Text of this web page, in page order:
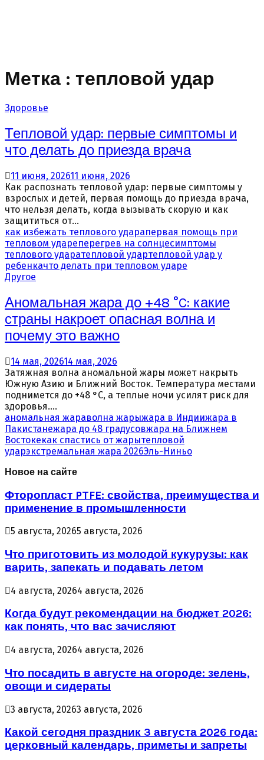
Метка : тепловой удар
Здоровье
Тепловой удар: первые симптомы и
что делать до приезда врача
11 июня, 202611 июня, 2026
Как распознать тепловой удар: первые симптомы у
взрослых и детей, первая помощь до приезда врача,
что нельзя делать, когда вызывать скорую и как
защититься от...
как избежать теплового ударапервая помощь при
тепловом удареперегрев на солнцесимптомы
теплового ударатепловой удартепловой удар у
ребенкачто делать при тепловом ударе
Другое
Аномальная жара до +48 °C: какие
страны накроет опасная волна и
почему это важно
14 мая, 202614 мая, 2026
Затяжная волна аномальной жары может накрыть
Южную Азию и Ближний Восток. Температура местами
поднимется до +48 °C, а теплые ночи усилят риск для
здоровья....
аномальная жараволна жарыжара в Индиижара в
Пакистанежара до 48 градусовжара на Ближнем
Востокекак спастись от жарытепловой
ударэкстремальная жара 2026Эль-Ниньо
Новое на сайте
Фторопласт PTFE: свойства, преимущества и
применение в промышленности
5 августа, 20265 августа, 2026
Что приготовить из молодой кукурузы: как
варить, запекать и подавать летом
4 августа, 20264 августа, 2026
Когда будут рекомендации на бюджет 2026:
как понять, что вас зачисляют
4 августа, 20264 августа, 2026
Что посадить в августе на огороде: зелень,
овощи и сидераты
3 августа, 20263 августа, 2026
Какой сегодня праздник 3 августа 2026 года:
церковный календарь, приметы и запреты